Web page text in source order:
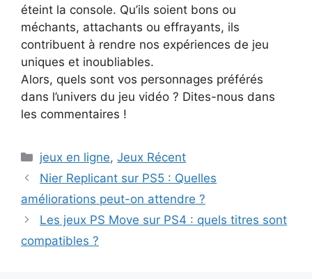
éteint la console. Qu’ils soient bons ou
méchants, attachants ou effrayants, ils
contribuent à rendre nos expériences de jeu
uniques et inoubliables.
Alors, quels sont vos personnages préférés
dans l’univers du jeu vidéo ? Dites-nous dans
les commentaires !
Categories
jeux en ligne,Jeux Récent
Nier Replicant sur PS5 : Quelles
améliorations peut-on attendre ?
Les jeux PS Move sur PS4 : quels titres sont
compatibles ?